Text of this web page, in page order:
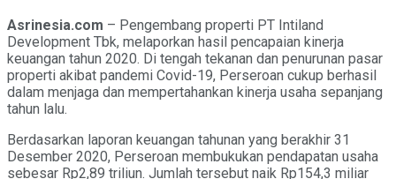
Asrinesia.com – Pengembang properti PT Intiland
Development Tbk, melaporkan hasil pencapaian kinerja
keuangan tahun 2020. Di tengah tekanan dan penurunan pasar
properti akibat pandemi Covid-19, Perseroan cukup berhasil
dalam menjaga dan mempertahankan kinerja usaha sepanjang
tahun lalu.
Berdasarkan laporan keuangan tahunan yang berakhir 31
Desember 2020, Perseroan membukukan pendapatan usaha
sebesar Rp2,89 triliun. Jumlah tersebut naik Rp154,3 miliar